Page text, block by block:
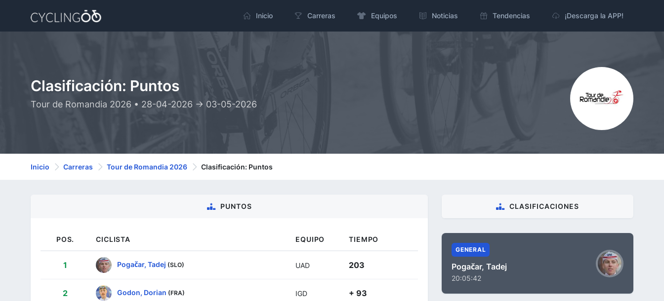
Inicio Carreras Equipos Noticias Tendencias ¡Descarga la APP!
Clasificación: Puntos
Tour de Romandia 2026 • 28-04-2026 -> 03-05-2026
Inicio Carreras Tour de Romandia 2026 Clasificación: Puntos
PUNTOS
POS. CICLISTA EQUIPO TIEMPO
1 Pogačar, Tadej (SLO) UAD 203
2 Godon, Dorian (FRA) IGD + 93
CLASIFICACIONES
GENERAL
Pogačar, Tadej
20:05:42